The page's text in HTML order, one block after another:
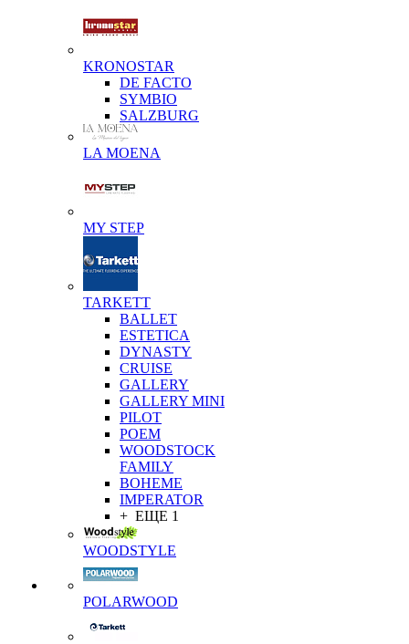
KRONOSTAR
DE FACTO
SYMBIO
SALZBURG
LA MOENA
MY STEP
TARKETT
BALLET
ESTETICA
DYNASTY
CRUISE
GALLERY
GALLERY MINI
PILOT
POEM
WOODSTOCK
FAMILY
BOHEME
IMPERATOR
+ ЕЩЕ 1
WOODSTYLE
POLARWOOD